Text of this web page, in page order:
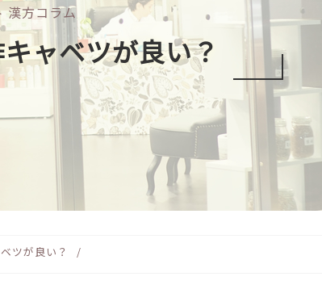
漢方コラム
ャベツが良い？
ツが良い？